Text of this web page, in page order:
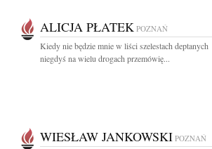
ALICJA PŁATEK POZNAŃ
Kiedy nie będzie mnie w liści szelestach deptanych
niegdyś na wielu drogach przemówię...
WIESŁAW JANKOWSKI POZNAŃ